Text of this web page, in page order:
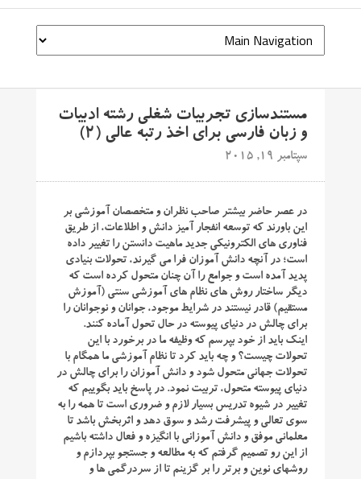
مستندسازی تجربیات شغلی رشته ادبیات
و زبان فارسی برای اخذ رتبه عالی (۲)
سپتامبر 19, 2015
در عصر حاضر بیشتر صاحب نظران و متخصصان آموزشی بر
این باورند که توسعه انفجار آمیز دانش و اطلاعات، از طریق
فناوری های الکترونیکی جدید ماهیت دانستن را تغییر داده
است؛ در آنچه دانش آموزان فرا می گیرند، تحولات بنیادی
پدید آمده است و جوامع را آن چنان متحول کرده است که
دیگر ساختار روش های نظام های آموزشی سنتی (آموزش
مستقیم) قادر نیستند در شرایط موجود، جوانان و نوجوانان را
برای چالش در دنیای پیوسته در حال تحول آماده کنند.
اینک باید از خود بپرسم که وظیفه ما در برخورد با این
تحولات چیست؟ و چه باید کرد تا نظام آموزشی ما همگام با
تحولات جهانی متحول شود و دانش آموزان را برای چالش در
دنیای پیوسته متحول، تربیت نمود. در پاسخ باید بگوییم که
تغییر در شیوه تدریس بسیار لازم و ضروری است تا همه را به
سوی تعالی و پیشرفت رشد و سوق دهد و اثربخش باشد تا
معلمانی موفق و دانش آموزانی با انگیزه و فعال داشته باشیم
از این رو تصمیم گرفتم که به مطالعه و جستجو بپردازم و
روشهای نوین و برتر را بر گزینم تا از سردرگمی ها و